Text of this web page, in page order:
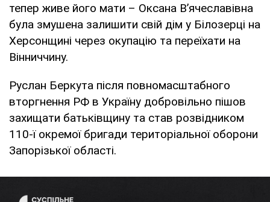
тепер живе його мати – Оксана В’ячеславівна
була змушена залишити свій дім у Білозерці на
Херсонщині через окупацію та переїхати на
Вінниччину.
Руслан Беркута після повномасштабного
вторгнення РФ в Україну добровільно пішов
захищати батьківщину та став розвідником
110-ї окремої бригади територіальної оборони
Запорізької області.